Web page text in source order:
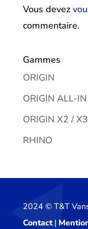
Vous devez
commentaire.
Gammes
ORIGIN
ORIGIN ALL-IN
ORIGIN X2 / X3
RHINO
2024 ©️ T&T
Contact|